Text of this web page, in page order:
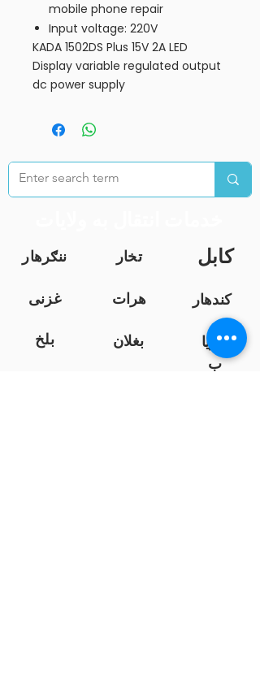
mobile phone repair
Input voltage: 220V
KADA 1502DS Plus 15V 2A LED
Display variable regulated output
dc power supply
ننګرهار تخار کابل
غزنی هرات
کندهار
بلخ
بغلان
فاریا
ب